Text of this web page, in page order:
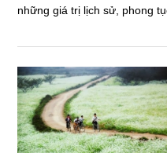
những giá trị lịch sử, phong